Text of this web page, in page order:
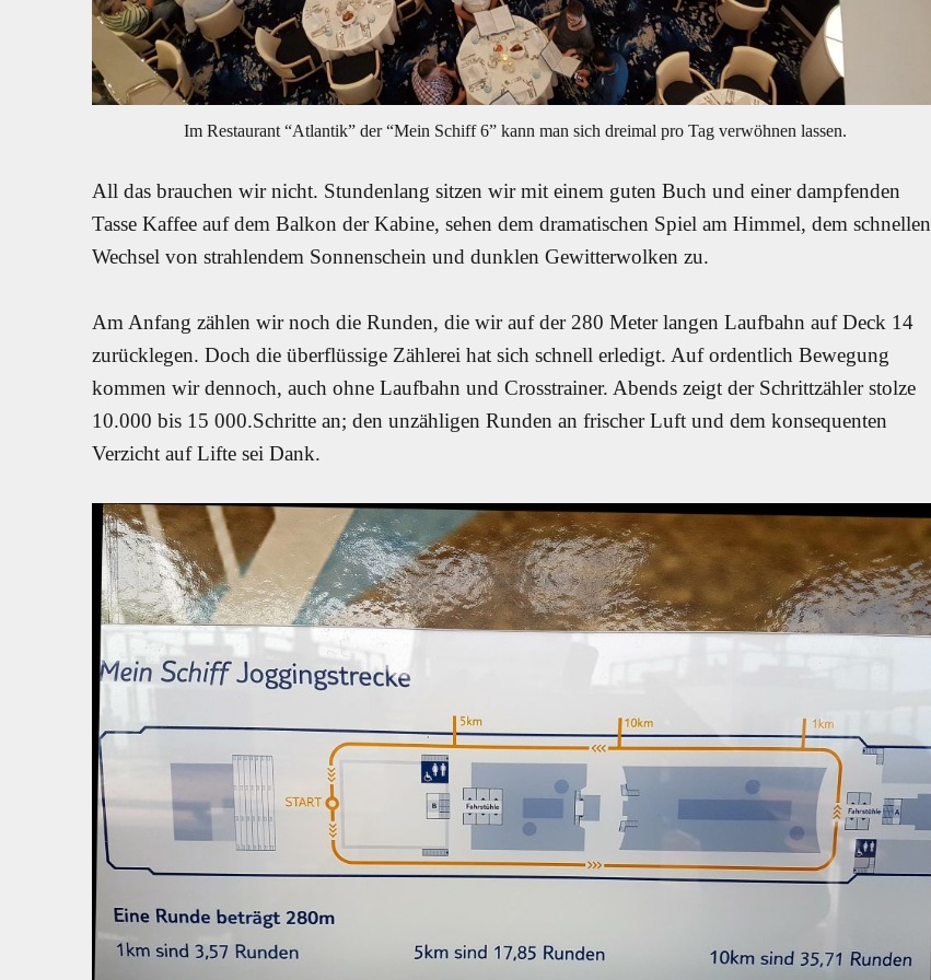
Im Restaurant “Atlantik” der “Mein Schiff 6” kann man sich dreimal pro Tag verwöhnen lassen.
All das brauchen wir nicht. Stundenlang sitzen wir mit einem guten Buch und einer dampfenden
Tasse Kaffee auf dem Balkon der Kabine, sehen dem dramatischen Spiel am Himmel, dem schnellen
Wechsel von strahlendem Sonnenschein und dunklen Gewitterwolken zu.
Am Anfang zählen wir noch die Runden, die wir auf der 280 Meter langen Laufbahn auf Deck 14
zurücklegen. Doch die überflüssige Zählerei hat sich schnell erledigt. Auf ordentlich Bewegung
kommen wir dennoch, auch ohne Laufbahn und Crosstrainer. Abends zeigt der Schrittzähler stolze
10.000 bis 15 000.Schritte an; den unzähligen Runden an frischer Luft und dem konsequenten
Verzicht auf Lifte sei Dank.